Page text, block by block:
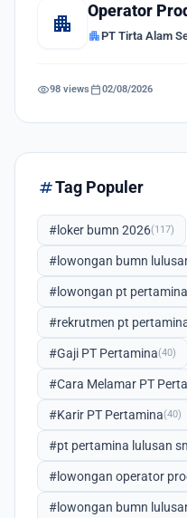
apartment
Operator
apartmentPT Tirta Alam
visibility98 views calendar_today02/08/2026
tagTag Populer
#loker bumn 2026(117)
#lowongan bumn
#lowongan pt pertamina
#rekrutmen pt
#Gaji PT Pertamina(40)
#Cara Melamar PT
#Karir PT Pertamina(40)
#pt pertamina lulusan
#lowongan operator
#lowongan bumn